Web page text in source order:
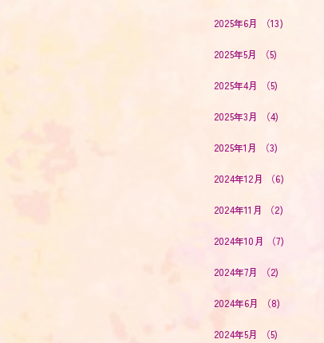
2025年6月 （13)
2025年5月 （5)
2025年4月 （5)
2025年3月 （4)
2025年1月 （3)
2024年12月 （6)
2024年11月 （2)
2024年10月 （7)
2024年7月 （2)
2024年6月 （8)
2024年5月 （5)